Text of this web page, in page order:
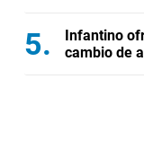
Infantino
cambio de